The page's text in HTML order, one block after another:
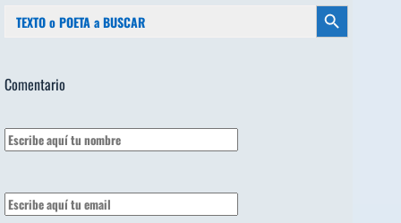
Botón de búsqueda
Comentario